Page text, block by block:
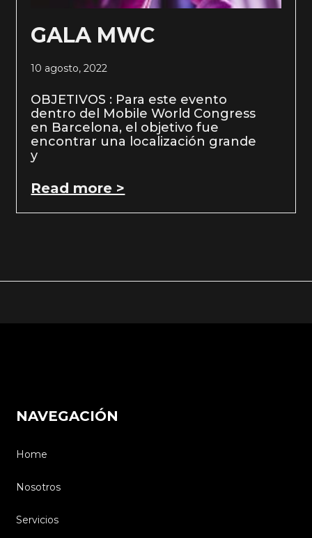
GALA MWC
10 agosto, 2022
OBJETIVOS : Para este evento
dentro del Mobile World Congress
en Barcelona, el objetivo fue
encontrar una localización grande
y
Read more >
NAVEGACIÓN
Home
Nosotros
Servicios